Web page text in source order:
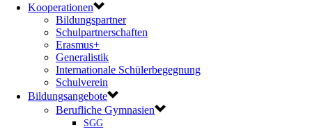
Kooperationen
Bildungspartner
Schulpartnerschaften
Erasmus+
Generalistik
Internationale Schülerbegegnung
Schulverein
Bildungsangebote
Berufliche Gymnasien
SGG